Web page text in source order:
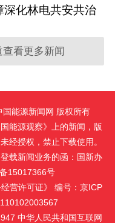
深化林电共安共治
查看更多新闻
能源新闻网 版权所有
能源观察》上的新闻，版
经授权，禁止下载使用。
载新闻业务的函：国新办
15017366号
营许可证》 编号：京ICP
中华人民共和国互联网